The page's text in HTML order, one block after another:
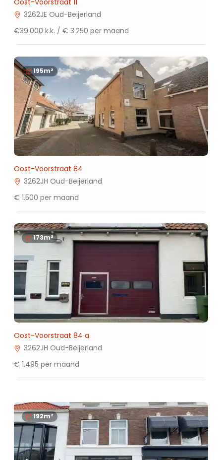
Oost-Voorstraat 11
3262JE Oud-Beijerland
€39.000 k.k. / € 3.250 per maand
195m²
Oost-Voorstraat 84
3262JH Oud-Beijerland
€ 1.500 per maand
173m²
Oost-Voorstraat 84 a
3262JH Oud-Beijerland
€ 1.495 per maand
192m²